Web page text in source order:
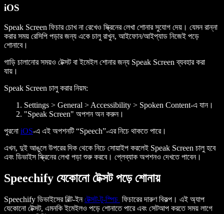
iOS
Speak Screen ফিচার চোখ না রেখেও স্ক্রিনের লেখা শোনার সুযোগ দেয়। যেমন রান্না
করার সময় রেসিপি পড়ার জন্য একে চালু রাখুন, আইফোন/আইপ্যাড নিজেই পড়ে
শোনাবে।
গাড়ি চালানোর সময়ও টেক্সট বা ইমেইল শোনার জন্য Speak Screen ব্যবহার করা
যায়।
Speak Screen চালু করার নিয়ম:
Settings > General > Accessibility > Spoken Content-এ যান।
"Speak Screen" অপশন অন করুন।
পুরনো iOS-এ এই অপশনটি “Speech”-এর নিচে থাকতে পারে।
এখন, দুই আঙুলে উপরের দিক থেকে নিচে সোয়াইপ করলেই Speak Screen চালু হবে
এবং ডিভাইস স্ক্রিনের লেখা পড়া শুরু করবে। প্লেব্যাক অপশনও দেখতে পাবেন।
Speechify যেকোনো টেক্সট পড়ে শোনায়
Speechify ডিভাইসের বিল্ট-ইনটেক্সট-টু-স্পিচ ফিচারের দারুণ বিকল্প। এই অ্যাপ
যেকোনো টেক্সট, এমনকি ইমেইলও পড়ে শোনাতে পারে এবং সেটআপ করতে সময় লাগে